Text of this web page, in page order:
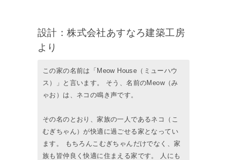
設計：株式会社あすなろ建築工房
より
この家の名前は「Meow House（ミューハウ
ス）」と言います。 そう、名前のMeow（み
ゃお）は、ネコの鳴き声です。
その名のとおり、家族の一人であるネコ（こ
むぎちゃん）が快適に過ごせる家となってい
ます。 もちろんこむぎちゃんだけでなく、家
族も皆仲良く快適に住まえる家です。 人にも